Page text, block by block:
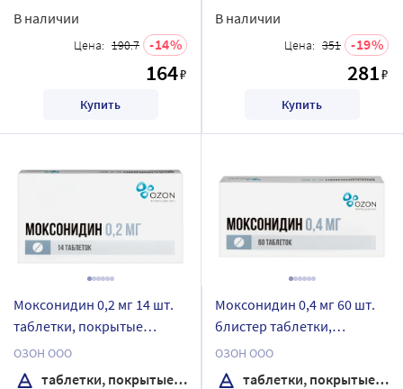
В наличии
Цена: 190.7 14
164₽
Купить
В наличии
Цена: 351 19
281₽
Купить
Моксонидин 0,2 мг 14 шт.
таблетки, покрытые
пленочной оболочкой
ОЗОН ООО
таблетки, покрытые пленочной оболочкой
Моксонидин 0,4 мг 60 шт.
блистер таблетки,
покрытые пленочной
оболочкой
ОЗОН ООО
таблетки, покрытые пленочной оболочкой